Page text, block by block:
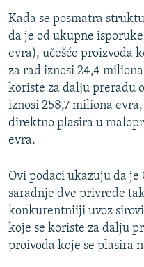
Kada se posmatra
da je od ukupne
evra), učešće proizvoda
za rad iznosi 24,4
koriste za dalјu preradu
iznosi 258,7 miliona
direktno plasira u
evra.
Ovi podaci ukazuju da je
saradnje dve privrede
konkurentniiji uvoz
koje se koriste za dalju
proivoda koje se plasira